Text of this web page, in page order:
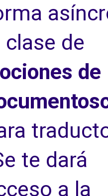
clase de
de
te dará
a la